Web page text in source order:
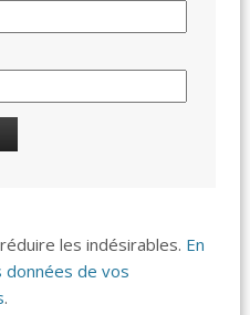
les indésirables. En
données de vos
.